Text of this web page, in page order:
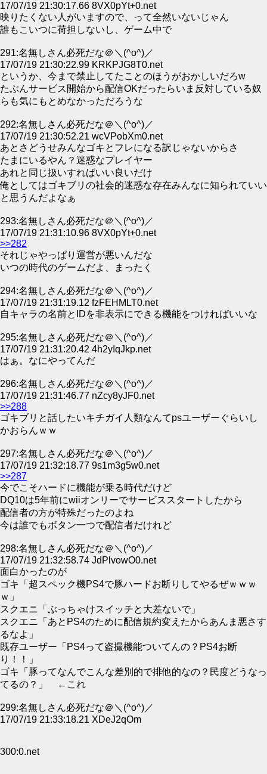
17/07/19 21:30:17.66 8VX0pYt+0.net
映りたくない人がいますので、って全然いないじゃん
誰もこいつに荷担しないし、ゲーム中で
291:名無しさん必死だな＠＼(^o^)／
17/07/19 21:30:22.99 KRKPJG8T0.net
というか、今まで禁止してたことのほうがおかしいだろw
たぶんサービス開始から配信OKだったらいま反対している奴
らも気にもとめなかっただろうな
292:名無しさん必死だな＠＼(^o^)／
17/07/19 21:30:52.21 wcVPobXm0.net
あとさどうせみんなゴキとフレになる訳じゃないからさ
たまにいるやん？迷惑なプレイヤー
あれと同じ扱いすればいい良いだけ
俺としてはゴキブリの社会的迷惑な存在みんなに知られていい
と思うんだよなぁ
293:名無しさん必死だな＠＼(^o^)／
17/07/19 21:31:10.96 8VX0pYt+0.net
>>282
それじゃやっぱり運営が悪いんだな
いつの時代のゲームだよ、まったく
294:名無しさん必死だな＠＼(^o^)／
17/07/19 21:31:19.12 fzFEHMLT0.net
自キャラの名前とIDを非表示にできる機能をつければいいな
295:名無しさん必死だな＠＼(^o^)／
17/07/19 21:31:20.42 4h2yIqJkp.net
はぁ。なにやってんだ
296:名無しさん必死だな＠＼(^o^)／
17/07/19 21:31:46.77 nZcy8yJF0.net
>>288
ゴキブリと話したいキチガイ人類なんてpsユーザーぐらいし
かおらんｗｗ
297:名無しさん必死だな＠＼(^o^)／
17/07/19 21:32:18.77 9s1m3g5w0.net
>>287
今でこそハードに機能が乗る時代だけど
DQ10は5年前にwiiオンリーでサービススタートしたから
配信者の方が特殊だったのよね
今は誰でもボタン一つで配信者だけれど
298:名無しさん必死だな＠＼(^o^)／
17/07/19 21:32:58.74 JdPlvowO0.net
面白かったのが
ゴキ「超スペック機PS4で豚ハードお断りしてやるぜｗｗｗ
ｗ」
スクエニ「ぶっちゃけスイッチと大差ないで」
スクエニ「あとPS4のために配信規約変えたからあんま悪さす
るなよ」
既存ユーザー「PS4って盗撮機能ついてんの？PS4お断
り！！」
ゴキ「豚ってなんでこんな差別的で排他的なの？民度どうなっ
てるの？」 ←これ
299:名無しさん必死だな＠＼(^o^)／
17/07/19 21:33:18.21 XDeJ2qOm
300:0.net